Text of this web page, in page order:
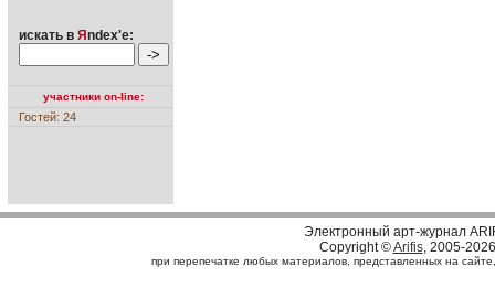
искать в Я ndex'е:
участники on-line:
Гостей: 24
Электронный арт-журнал
Copyright ©Arifis, 2005-2026
при перепечатке любых материалов, представленных на